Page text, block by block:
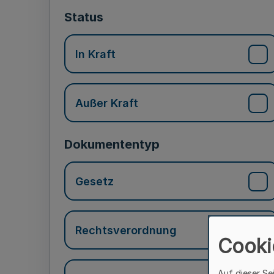
Status
In Kraft
Außer Kraft
Dokumententyp
Gesetz
Rechtsverordnung